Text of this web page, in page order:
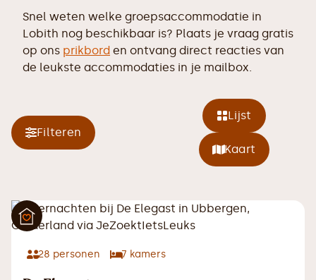
Snel weten welke groepsaccommodatie in
Lobith nog beschikbaar is? Plaats je vraag gratis
op ons prikbord en ontvang direct reacties van
de leukste accommodaties in je mailbox.
Filteren
Lijst
Kaart
28 personen 7 kamers